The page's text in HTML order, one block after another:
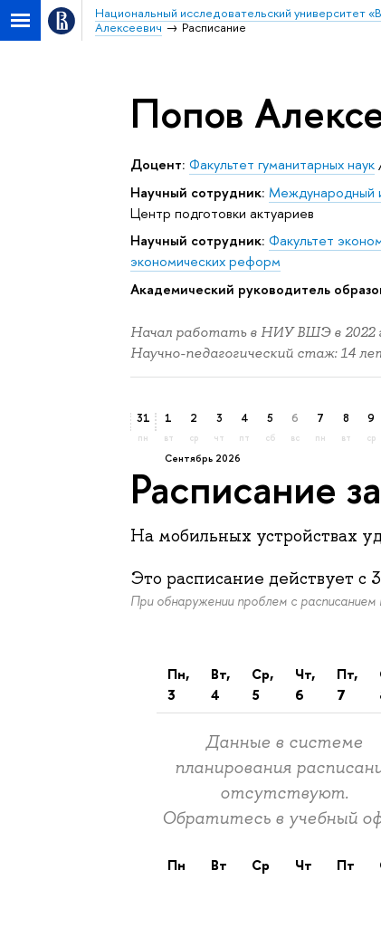
Национальный исследовательский университет
Алексеевич
Расписание
Попов
Доцент: Факультет гуманитарных наук
Научный сотрудник: Международный
Центр подготовки актуариев
Научный сотрудник: Факультет
экономических реформ
Академический руководитель
Начал работать в НИУ ВШЭ в 2022
Научно-педагогический стаж: 14
31
пн
сентябрь 2026
1
вт
2
ср
3
чт
4
пт
5
сб
6
вс
7
пн
8
вт
9
ср
Расписание
На мобильных устройствах
Это расписание действует c
При обнаружении проблем с
пн,
3
вт,
4
ср,
5
чт,
6
пт,
7
Данные в системе
планирования
отсутствуют.
Обратитесь в учебный
пн вт ср чт пт